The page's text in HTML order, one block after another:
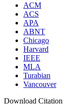
ACM
ACS
APA
ABNT
Chicago
Harvard
IEEE
MLA
Turabian
Vancouver
Download Citation